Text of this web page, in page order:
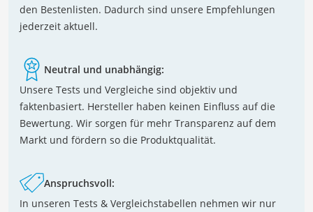
den Bestenlisten. Dadurch sind unsere Empfehlungen
jederzeit aktuell.
Neutral und unabhängig:
Unsere Tests und Vergleiche sind objektiv und
faktenbasiert. Hersteller haben keinen Einfluss auf die
Bewertung. Wir sorgen für mehr Transparenz auf dem
Markt und fördern so die Produktqualität.
Anspruchsvoll:
In unseren Tests & Vergleichstabellen nehmen wir nur